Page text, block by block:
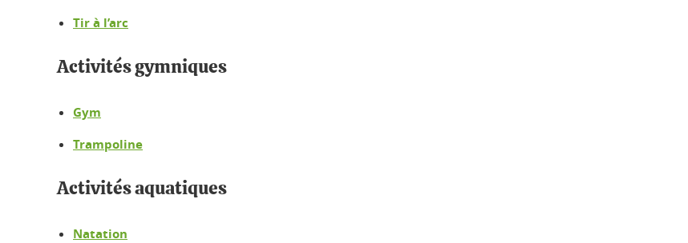
Tir à l’arc
Activités gymniques
Gym
Trampoline
Activités aquatiques
Natation